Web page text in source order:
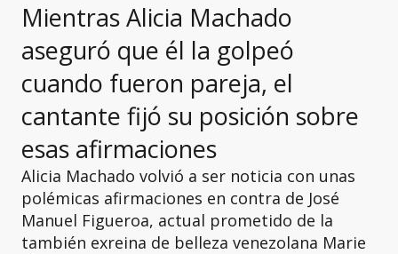
Mientras Alicia Machado
aseguró que él la golpeó
cuando fueron pareja, el
cantante fijó su posición sobre
esas afirmaciones
Alicia Machado volvió a ser noticia con unas
polémicas afirmaciones en contra de José
Manuel Figueroa, actual prometido de la
también exreina de belleza venezolana Marie